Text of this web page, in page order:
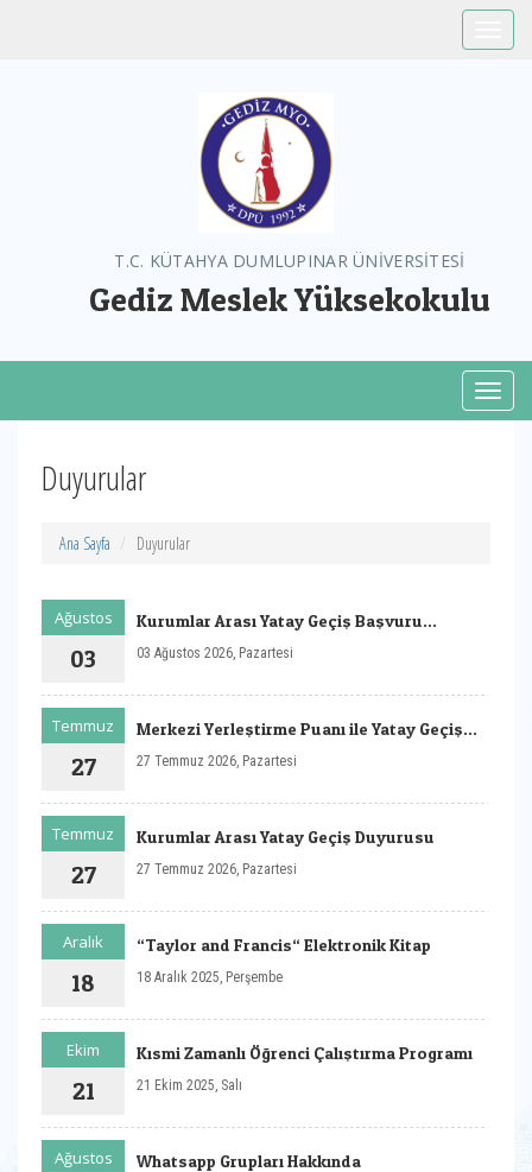
T.C. KÜTAHYA DUMLUPINAR ÜNİVERSİTESİ
Gediz Meslek Yüksekokulu
Duyurular
Ana Sayfa Duyurular
Ağustos
03
Kurumlar Arası Yatay Geçiş Başvuru
03 Ağustos 2026, Pazartesi
Temmuz
27
Merkezi Yerleştirme Puanı ile Yatay Geçiş
27 Temmuz 2026, Pazartesi
Temmuz
27
Kurumlar Arası Yatay Geçiş Duyurusu
27 Temmuz 2026, Pazartesi
Aralık
18
“Taylor and Francis“ Elektronik Kitap
18 Aralık 2025, Perşembe
Ekim
21
Kısmi Zamanlı Öğrenci Çalıştırma Programı
21 Ekim 2025, Salı
Ağustos Whatsapp Grupları Hakkında